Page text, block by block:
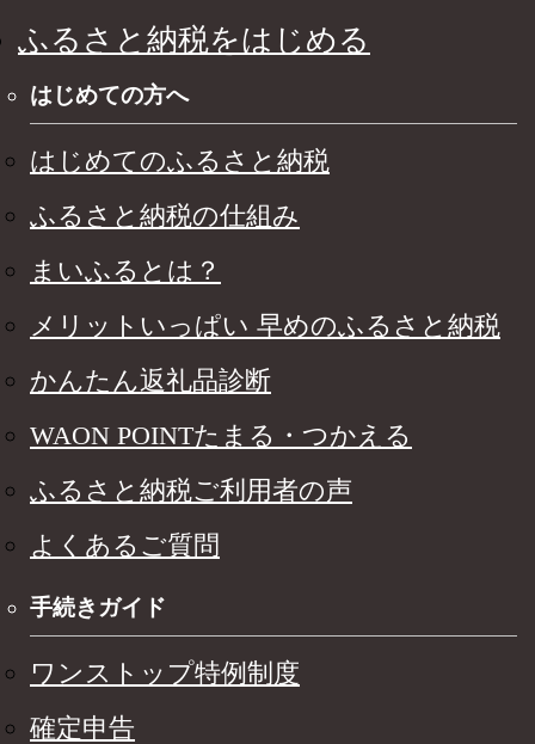
ふるさと納税をはじめる
はじめての方へ
はじめてのふるさと納税
ふるさと納税の仕組み
まいふるとは？
メリットいっぱい 早めのふるさと納税
かんたん返礼品診断
WAON POINTたまる・つかえる
ふるさと納税ご利用者の声
よくあるご質問
手続きガイド
ワンストップ特例制度
確定申告